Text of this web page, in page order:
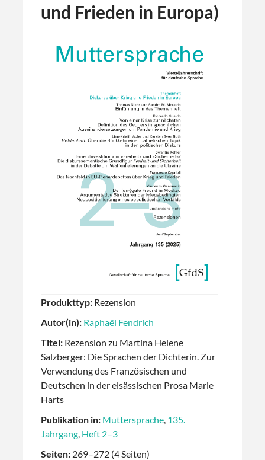
und Frieden in Europa)
Produkttyp: Rezension
Autor(in): Raphaël Fendrich
Titel: Rezension zu Martina Helene
Salzberger: Die Sprachen der Dichterin. Zur
Verwendung des Französischen und
Deutschen in der elsässischen Prosa Marie
Harts
Publikation in: Muttersprache, 135.
Jahrgang, Heft 2–3
Seiten: 269–272 (4 Seiten)